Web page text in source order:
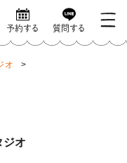
予約する 質問する
オ
>
ジオ